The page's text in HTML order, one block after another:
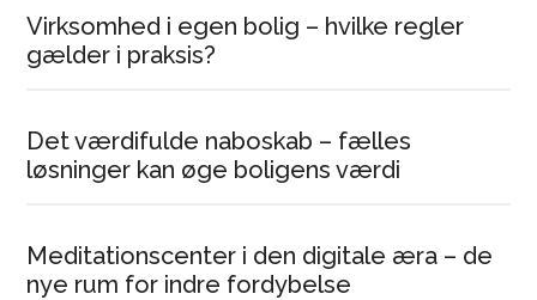
Virksomhed i egen bolig – hvilke regler
gælder i praksis?
Det værdifulde naboskab – fælles
løsninger kan øge boligens værdi
Meditationscenter i den digitale æra – de
nye rum for indre fordybelse